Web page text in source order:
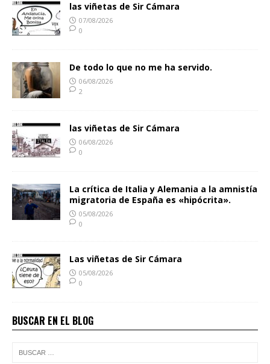
las viñetas de Sir Cámara
07/08/2026
0
De todo lo que no me ha servido.
06/08/2026
2
las viñetas de Sir Cámara
06/08/2026
0
La crítica de Italia y Alemania a la amnistía
migratoria de España es «hipócrita».
05/08/2026
0
Las viñetas de Sir Cámara
05/08/2026
0
BUSCAR EN EL BLOG